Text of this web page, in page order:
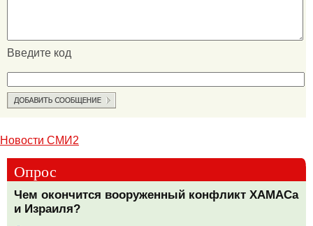
Введите код
Новости СМИ2
Опрос
Чем окончится вооруженный конфликт ХАМАСа
и Израиля?